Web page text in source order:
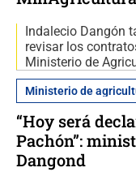
Indalecio Dangón
revisar los
Ministerio de
Ministerio de
“Hoy será
Pachón”:
Dangond